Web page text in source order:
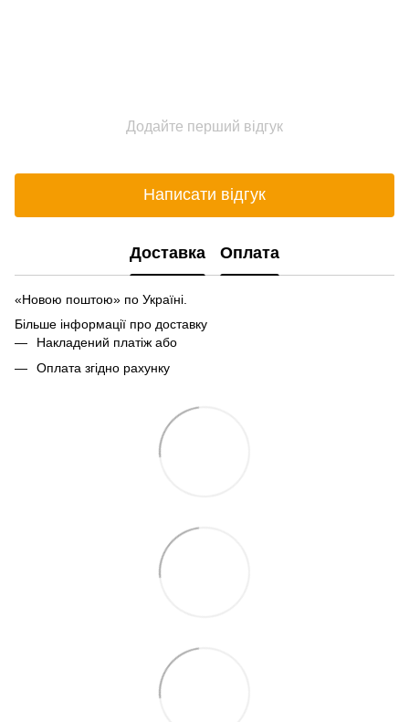
Додайте перший відгук
Написати відгук
Доставка Оплата
«Новою поштою» по Україні.
Більше інформації про доставку
Накладений платіж або
Оплата згідно рахунку